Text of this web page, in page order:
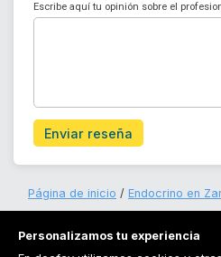
Escribe aquí tu opinión sobre el
Enviar reseña
Página de inicio Endocrino en
Personalizamos tu experiencia